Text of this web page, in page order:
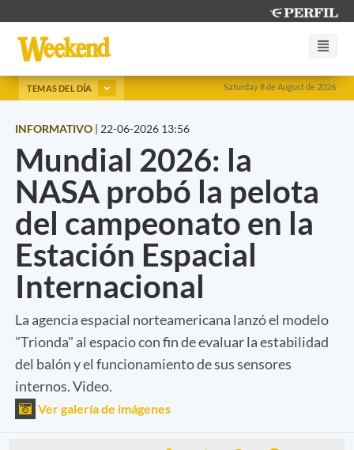
Saturday 8 de August de 2026
TEMAS DEL DÍA
INFORMATIVO | 22-06-2026 13:56
Mundial 2026: la
NASA probó la pelota
del campeonato en la
Estación Espacial
Internacional
La agencia espacial norteamericana lanzó el modelo
"Trionda" al espacio con fin de evaluar la estabilidad
del balón y el funcionamiento de sus sensores
internos. Video.
Ver galería de imágenes